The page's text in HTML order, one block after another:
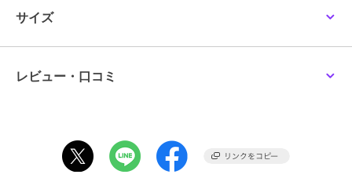
2026年8月29日(土)午前10：00～)\n15ml 税込価格 21,340円→税込
価格 21,670円\n30ml 税込価格 40,370円→税込価格 41,030円\n60ml
りは\n2026年8月20日(木)までとさせていただきます。\n2026年8月
ご利用いただけません。\nあしからず、ご了承くださいませ。
サイズ
レビュー・口コミ